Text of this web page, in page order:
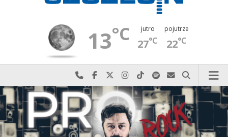
13°C jutro
27°C
pojutrze
22°C
Najlepiej po prostu do nas zadzwoń
Odwiedź nas na Facebook-u
Odwiedź nas na X
Odwiedź nas na Instagram-ie
Odwiedź nas na TikTok-u
Szukaj nas na Spotify
Wyślij do nas
Szukaj